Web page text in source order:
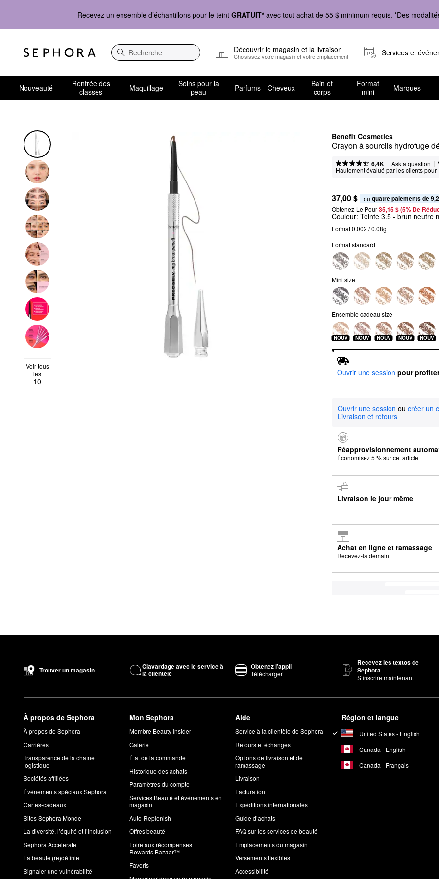
Recevez un ensemble d’échantillons pour le teint GRATUIT* avec tout achat de 55 $ minimum requis. *Des
Recherche
Découvrir le magasin et la livraison
Choisissez votre magasin et votre emplacement Services et
Nouveauté
Rentrée des
classes
Maquillage
Soins pour la
peau
Parfums Cheveux
Bain et
corps
Format
mini
Marques
Benefit Cosmetics
Crayon à sourcils hydrofuge
6,4K | Ask a question |
Hautement évalué par les clients pour :
Voir tous
les
10
37,00 $ ou quatre paiements de
Obtenez-Le Pour35,15 $ (5% De
Couleur: Teinte 3.5 - brun neutre
Format 0.002 / 0.08g
Format standard
Mini size
Ensemble cadeau size
NOUV NOUV NOUV NOUV NOUV
Ouvrir une session pour
Ouvrir une session ou créer un
Livraison et retours
Réapprovisionnement
Économisez 5 % sur cet article
Livraison le jour même
Achat en ligne et ramassage
Recevez-la demain
Trouver un magasin
Clavardage avec le service à
la clientèle
Obtenez l’appli
Télécharger
Recevez les textos de
Sephora
S’inscrire maintenant
À propos de Sephora
À propos de Sephora
Carrières
Transparence de la chaîne
logistique
Sociétés affiliées
Événements spéciaux Sephora
Cartes-cadeaux
Sites Sephora Monde
La diversité, l’équité et l’inclusion
Sephora Accelerate
La beauté (re)définie
Signaler une vulnérabilité
Mon Sephora
Membre Beauty Insider
Galerie
État de la commande
Historique des achats
Paramètres du compte
Services Beauté et événements en
magasin
Auto-Replenish
Offres beauté
Foire aux récompenses
Rewards Bazaar™
Favoris
Aide
Service à la clientèle de Sephora
Retours et échanges
Options de livraison et de
ramassage
Livraison
Facturation
Expéditions internationales
Guide d’achats
FAQ sur les services de beauté
Emplacements du magasin
Versements flexibles
Accessibilité
Région et langue
United States - English
Canada - English
Canada - Français